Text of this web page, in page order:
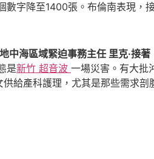
數字降至1400張。布倫南表現，
中海區域緊迫事務主任 里克·接
是新竹 超音波 一場災害。有大批
給產科護理，尤其是那些需求